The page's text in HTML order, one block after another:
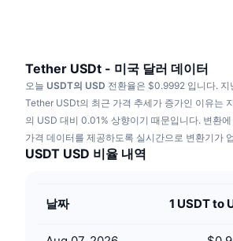
스포츠
금융
테크
RSI
MACD
조사
비디오
용어집
Tether USDt - 미국 달러 데이터
오늘 USDT의 USD 전환율은 $0.9992 입니다. 지
Tether USDt의 최근 가격 추세가 증가인 이유는
의 USD 대비 0.01% 상향이기 때문입니다. 변환
가격 데이터를 제공하도록 실시간으로 변환기가
USDT USD 비율 내역
날짜 1 USDT to